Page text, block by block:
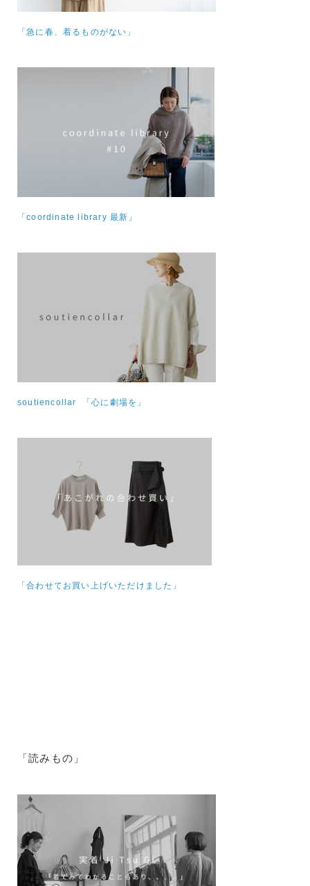
「急に春、着るものがない」
「coordinate library 最新」
soutiencollar 「心に劇場を」
「合わせてお買い上げいただけました」
「読みもの」